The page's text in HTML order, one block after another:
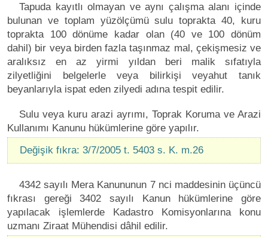
Tapuda kayıtlı olmayan ve aynı çalışma alanı içinde
bulunan ve toplam yüzölçümü sulu toprakta 40, kuru
toprakta 100 dönüme kadar olan (40 ve 100 dönüm
dahil) bir veya birden fazla taşınmaz mal, çekişmesiz ve
aralıksız en az yirmi yıldan beri malik sıfatıyla
zilyetliğini belgelerle veya bilirkişi veyahut tanık
beyanlarıyla ispat eden zilyedi adına tespit edilir.
Sulu veya kuru arazi ayrımı, Toprak Koruma ve Arazi
Kullanımı Kanunu hükümlerine göre yapılır.
Değişik fıkra: 3/7/2005 t. 5403 s. K. m.26
4342 sayılı Mera Kanununun 7 nci maddesinin üçüncü
fıkrası gereği 3402 sayılı Kanun hükümlerine göre
yapılacak işlemlerde Kadastro Komisyonlarına konu
uzmanı Ziraat Mühendisi dâhil edilir.